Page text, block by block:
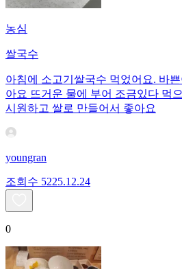
농심
쌀국수
아침에 소고기쌀국수 먹었어요. 바
아요 뜨거운 물에 부어 조금있다 먹
시원하고 쌀로 만들어서 좋아요
youngran
조회수 5225.12.24
0